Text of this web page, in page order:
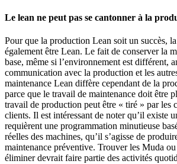
Le lean ne peut pas se cantonner à la
Pour que la production Lean soit un succès,
également être Lean. Le fait de conserver la
base, même si l’environnement est différent,
communication avec la production et les
maintenance Lean diffère cependant de la
parce que le travail de maintenance doit être
travail de production peut être « tiré » par les
clients. Il est intéressant de noter qu’il existe
requièrent une programmation minutieuse
réelles des machines, qu’il s’agisse de
maintenance préventive. Trouver les Muda
éliminer devrait faire partie des activités